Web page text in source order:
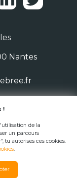
Nantes
!
de la
un parcours
tu autorises ces cookies.
.